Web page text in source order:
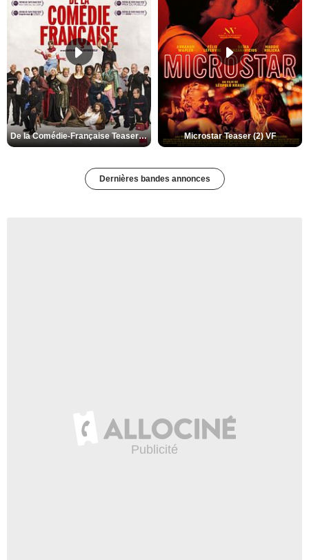
De la Comédie-Française Teaser (3) VF Microstar Teaser (2) VF
Dernières bandes annonces